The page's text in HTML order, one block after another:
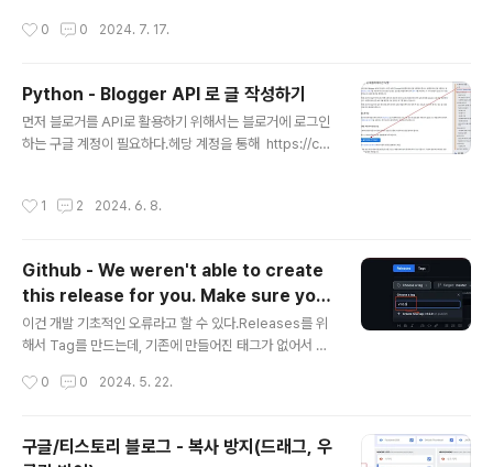
해제해보고 이후 나머지들도 해결 여부에 따라서 시도해보
0 0 2024. 7. 17.
Python - Blogger API 로 글 작성하기
먼저 블로거를 API로 활용하기 위해서는 블로거에 로그인
하는 구글 계정이 필요하다.헤당 계정을 통해 https://co
API 페이지를 이용한 간편 방법과아래는 클라우드 콘솔에
다.Blogger API 페이지에서 인증 생성1. Oauth 를 이용
한 방법Blogger API: API 사용 | Google for Devel
opers위 링크에 접속하면, 요청 승인 및 애플리케이션 식
별 페이지가 열리는데, 여기에서 블로거용 Oauth의 발급
1 2 2024. 6. 8.
Github - We weren't able to create
this release for you. Make sure you
have a valid tag.
이건 개발 기초적인 오류라고 할 수 있다.Releases를 위
해서 Tag를 만드는데, 기존에 만들어진 태그가 없어서 나
e this release for you. Make sure you have a val
래 + Create new tag 를 이용해 만들어야 한다는 것이
다.메뉴 직관성이 떨어지긴 하지만... 한번 경험하면 다시는
0 0 2024. 5. 22.
구글/티스토리 블로그 - 복사 방지(드래그, 우